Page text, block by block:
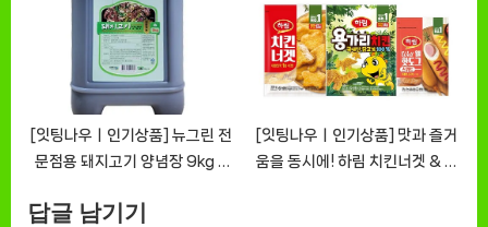
[잇팅나우ㅣ인기상품] 뉴그린 전
문점용 돼지고기 양념장 9kg –
[EatingNOWㅣ추천상품]
[잇팅나우ㅣ인기상품] 맛과 즐거
움을 동시에! 하림 치킨너겟 & 용
답글 남기기